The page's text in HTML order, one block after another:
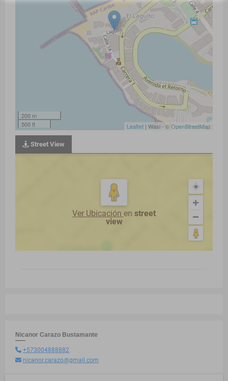
200 m
500 ft
Leaflet | Wasi - ©OpenStreetMap
Street View
Ver Ubicación en street
view
Nicanor Carazo Bustamante
+573004888882
nicanor.carazo@gmail.com